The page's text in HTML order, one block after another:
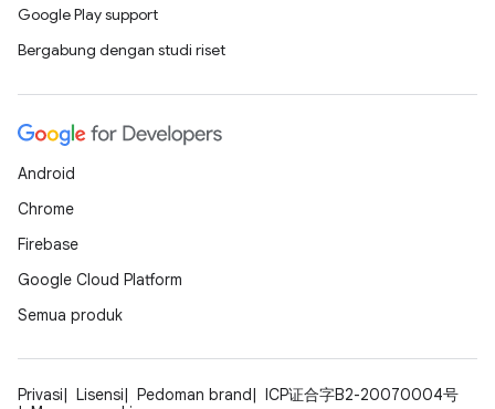
Google Play support
Bergabung dengan studi riset
Android
Chrome
Firebase
Google Cloud Platform
Semua produk
Privasi Lisensi Pedoman brand
ICP证合字B2-20070004号